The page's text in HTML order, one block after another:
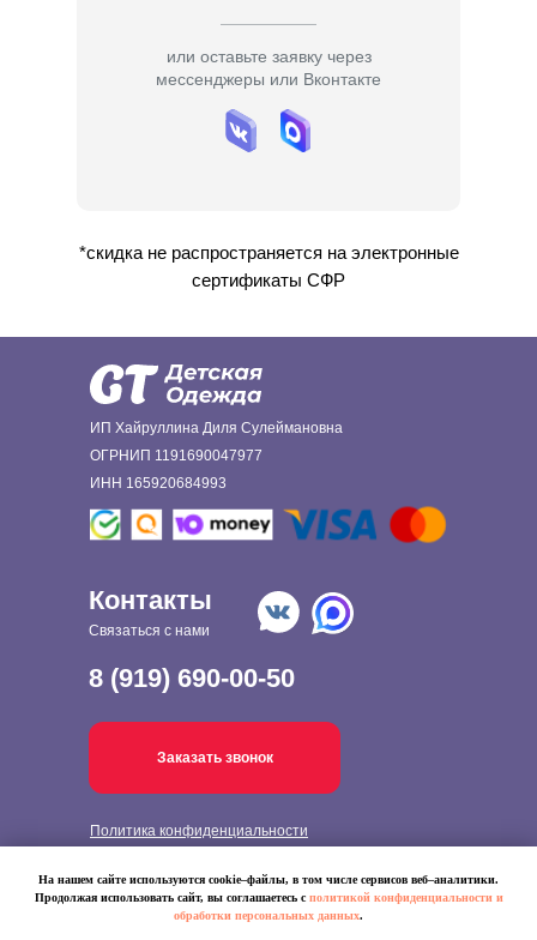
или оставьте заявку через
мессенджеры или Вконтакте
*скидка не распространяется на электронные
сертификаты СФР
ИП Хайруллина Диля Сулеймановна
ОГРНИП 1191690047977
ИНН 165920684993
Политика конфиденциальности
Контакты
Связаться с нами
8 (919) 690-00-50
Заказать звонок
На нашем сайте используются cookie–файлы, в том числе сервисов веб–аналитики.
Продолжая использовать сайт, вы соглашаетесь с политикой конфиденциальности и
обработки персональных данных.